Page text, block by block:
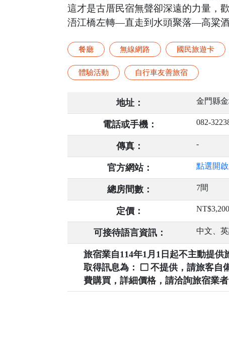
這才是古厝民宿無聲卻深遠的力量
浯江橋左轉—直走到水頭聚落—高粱酒
餐廳 無線網路 國民旅遊卡
體驗活動 自行車友善旅宿
地址： 金門縣
電話或手機： 082-
傳真： -
官方網站： 點選開
總房間數： 7間
定價：
可接待語言資訊： 中文、
旅宿業自114年1月1日起不主動提供
取得訊息為：
不提供，請旅客自
費購買，詳細價格，請洽詢旅宿業者